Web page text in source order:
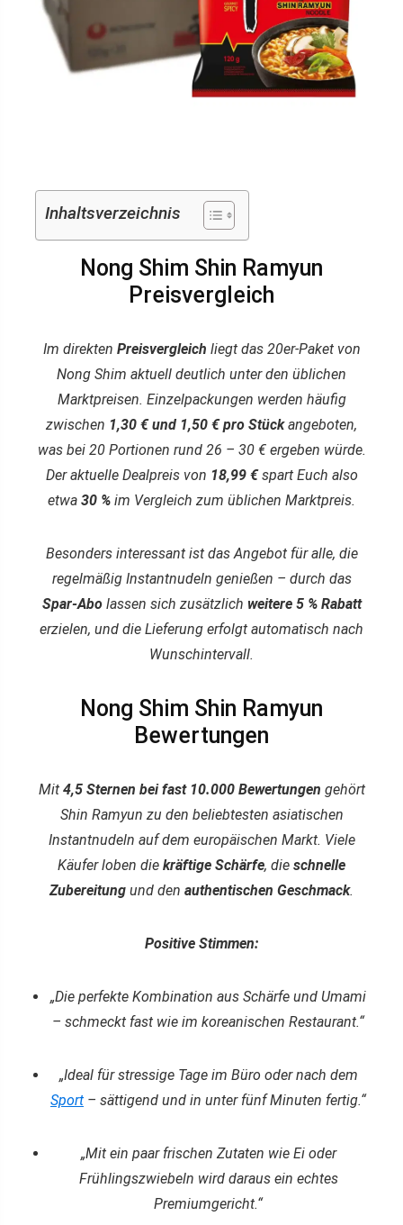
Inhaltsverzeichnis
Nong Shim Shin Ramyun
Preisvergleich
Im direkten Preisvergleich liegt das 20er-Paket von
Nong Shim aktuell deutlich unter den üblichen
Marktpreisen. Einzelpackungen werden häufig
zwischen 1,30 € und 1,50 € pro Stückangeboten,
was bei 20 Portionen rund 26 – 30 € ergeben würde.
Der aktuelle Dealpreis von 18,99 €spart Euch also
etwa 30 % im Vergleich zum üblichen Marktpreis.
Besonders interessant ist das Angebot für alle, die
regelmäßig Instantnudeln genießen – durch das
Spar-Abolassen sich zusätzlich weitere 5 % Rabatt
erzielen, und die Lieferung erfolgt automatisch nach
Wunschintervall.
Nong Shim Shin Ramyun
Bewertungen
Mit 4,5 Sternen bei fast 10.000 Bewertungen gehört
Shin Ramyun zu den beliebtesten asiatischen
Instantnudeln auf dem europäischen Markt. Viele
Käufer loben die kräftige Schärfe, die schnelle
Zubereitung und den authentischen Geschmack.
Positive Stimmen:
„Die perfekte Kombination aus Schärfe und Umami
– schmeckt fast wie im koreanischen Restaurant.“
„Ideal für stressige Tage im Büro oder nach dem
Sport – sättigend und in unter fünf Minuten fertig.“
„Mit ein paar frischen Zutaten wie Ei oder
Frühlingszwiebeln wird daraus ein echtes
Premiumgericht.“